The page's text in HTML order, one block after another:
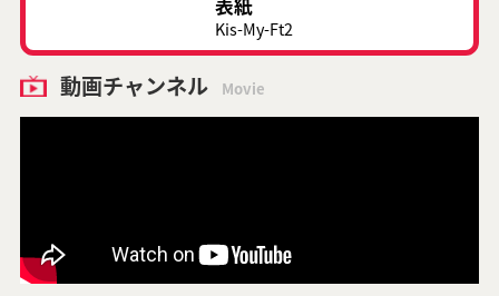
表紙
Kis-My-Ft2
動画チャンネル Movie